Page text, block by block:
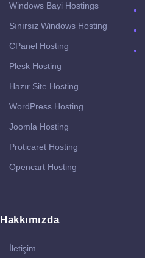
Windows Bayi Hostings
Sınırsız Windows Hosting
CPanel Hosting
Plesk Hosting
Hazır Site Hosting
WordPress Hosting
Joomla Hosting
Proticaret Hosting
Opencart Hosting
Hakkımızda
İletişim